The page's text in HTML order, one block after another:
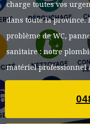
charge toutes vos
dans toute la province.
problème de WC,
sanitaire : notre
matériel professionnel